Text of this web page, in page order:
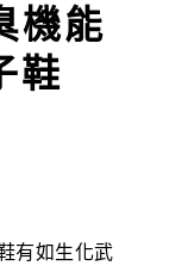
機能
鞋
有如生化武